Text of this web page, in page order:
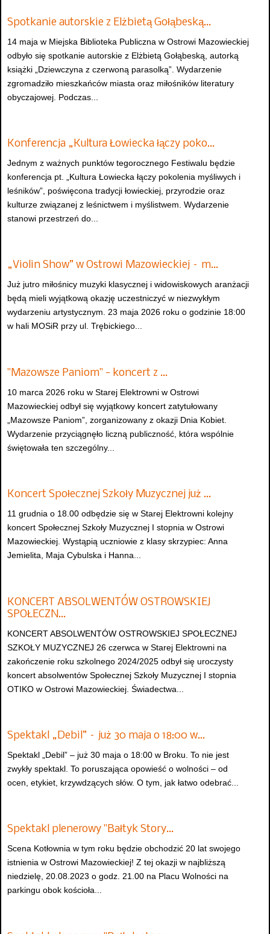
Spotkanie autorskie z Elżbietą Gołąbeską…
14 maja w Miejska Biblioteka Publiczna w Ostrowi Mazowieckiej
odbyło się spotkanie autorskie z Elżbietą Gołąbeską, autorką
książki „Dziewczyna z czerwoną parasolką”. Wydarzenie
zgromadziło mieszkańców miasta oraz miłośników literatury
obyczajowej. Podczas...
Konferencja „Kultura Łowiecka łączy poko…
Jednym z ważnych punktów tegorocznego Festiwalu będzie
konferencja pt. „Kultura Łowiecka łączy pokolenia myśliwych i
leśników”, poświęcona tradycji łowieckiej, przyrodzie oraz
kulturze związanej z leśnictwem i myślistwem. Wydarzenie
stanowi przestrzeń do...
„Violin Show” w Ostrowi Mazowieckiej – m…
Już jutro miłośnicy muzyki klasycznej i widowiskowych aranżacji
będą mieli wyjątkową okazję uczestniczyć w niezwykłym
wydarzeniu artystycznym. 23 maja 2026 roku o godzinie 18:00
w hali MOSiR przy ul. Trębickiego...
"Mazowsze Paniom" - koncert z …
10 marca 2026 roku w Starej Elektrowni w Ostrowi
Mazowieckiej odbył się wyjątkowy koncert zatytułowany
„Mazowsze Paniom”, zorganizowany z okazji Dnia Kobiet.
Wydarzenie przyciągnęło liczną publiczność, która wspólnie
świętowała ten szczególny...
Koncert Społecznej Szkoły Muzycznej już …
11 grudnia o 18.00 odbędzie się w Starej Elektrowni kolejny
koncert Społecznej Szkoły Muzycznej I stopnia w Ostrowi
Mazowieckiej. Wystąpią uczniowie z klasy skrzypiec: Anna
Jemielita, Maja Cybulska i Hanna...
KONCERT ABSOLWENTÓW OSTROWSKIEJ
SPOŁECZN…
KONCERT ABSOLWENTÓW OSTROWSKIEJ SPOŁECZNEJ
SZKOŁY MUZYCZNEJ 26 czerwca w Starej Elektrowni na
zakończenie roku szkolnego 2024/2025 odbył się uroczysty
koncert absolwentów Społecznej Szkoły Muzycznej I stopnia
OTIKO w Ostrowi Mazowieckiej. Świadectwa...
Spektakl „Debil” – już 30 maja o 18:00 w…
Spektakl „Debil” – już 30 maja o 18:00 w Broku. To nie jest
zwykły spektakl. To poruszająca opowieść o wolności – od
ocen, etykiet, krzywdzących słów. O tym, jak łatwo odebrać...
Spektakl plenerowy "Bałtyk Story…
Scena Kotłownia w tym roku będzie obchodzić 20 lat swojego
istnienia w Ostrowi Mazowieckiej! Z tej okazji w najbliższą
niedzielę, 20.08.2023 o godz. 21.00 na Placu Wolności na
parkingu obok kościoła...